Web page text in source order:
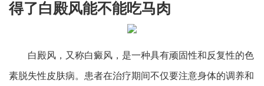
得了白殿风能不能吃马肉
白殿风，又称白癜风，是一种具有顽固性和反复性的色
素脱失性皮肤病。患者在治疗期间不仅要注意身体的调养和